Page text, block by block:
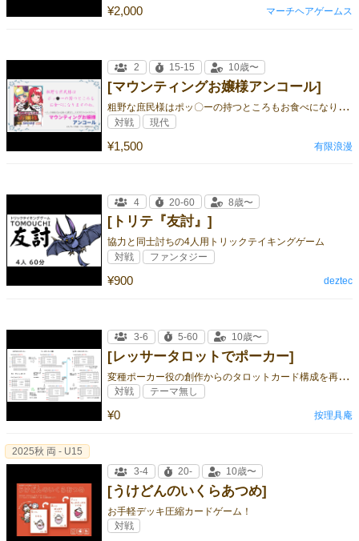
¥2,000 マーチヘアゲームス
[マウンティングお嬢様アンコール]
粗
野な庶民様はポッ〇ーの持つところもお食べになりますのね
¥1,500
2 15-15 10歳〜
対戦 現代
有限浪漫
[トリテ『友討』]
協力と同士討ちの4人用トリックテイキングゲーム
¥900
4 20-60 8歳〜
対戦 ファンタジー
deztec
[レッサータロットでポーカー]
変
種ポーカー役の創作からのタロットカード構成を再発明！
¥0
3-6 5-60 10歳〜
対戦 テーマ無し
按理具庵
[うけどんのいくらあつめ]
お手軽デッキ圧縮カードゲーム！
2025秋 両 - U15
3-4
20- 10歳〜
対戦